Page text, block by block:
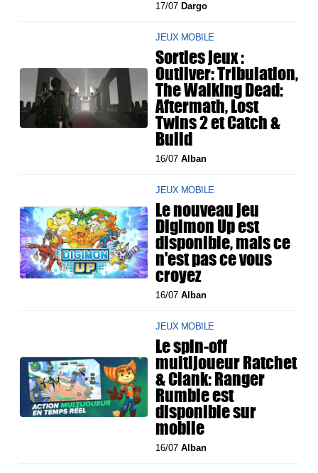
17/07 Dargo
JEUX MOBILE
Sorties jeux :
Outliver: Tribulation,
The Walking Dead:
Aftermath, Lost
Twins 2 et Catch &
Build
16/07Alban
JEUX MOBILE
Le nouveau jeu
Digimon Up est
disponible, mais ce
n'est pas ce vous
croyez
16/07Alban
JEUX MOBILE
Le spin-off
multijoueur Ratchet
& Clank: Ranger
Rumble est
disponible sur
mobile
16/07Alban